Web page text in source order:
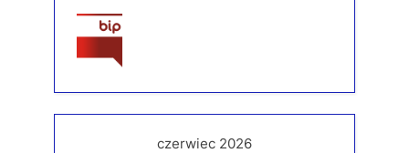
czerwiec 2026